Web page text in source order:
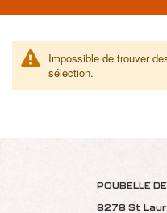
Impossible de trouver
sélection.
POUBELLE
8278 St